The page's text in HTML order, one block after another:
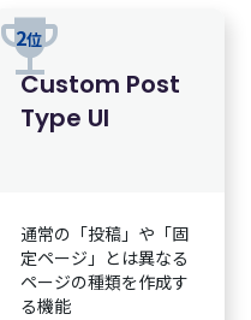
trophy
2位
Custom Post
Type UI
通常の「投稿」や「固
定ページ」とは異なる
ページの種類を作成す
る機能